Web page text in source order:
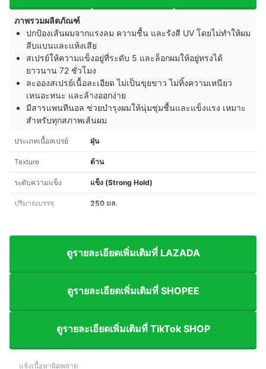
ภาพรวมผลิตภัณฑ์
ปกป้องเส้นผมจากแรงลม ความชื้น และรังสี UV โดยไม่ทำให้ผม
ลีบแบนและแห้งเสีย
สเปรย์ให้ความแข็งอยู่ที่ระดับ 5 และล็อกผมให้อยู่ทรงได้
ยาวนาน 72 ชั่วโมง
ละอองสเปรย์เนื้อละเอียด ไม่เป็นขุยขาว ไม่ทิ้งความเหนียว
เหนอะหนะ และล้างออกง่าย
มีสารแพนทีนอล ช่วยบำรุงผมให้นุ่มชุ่มชื้นและแข็งแรง เหมาะ
สำหรับทุกสภาพเส้นผม
ประเภทเนื้อสเปรย์ ฝุ่น
Texture ด้าน
ระดับความแข็ง แข็ง (Strong Hold)
ปริมาณบรรจุ 250 มล.
ดูรายละเอียดเพิ่มเติมที่ LAZADA
ดูรายละเอียดเพิ่มเติมที่ SHOPEE
ดูรายละเอียดเพิ่มเติมที่ TikTok SHOP
แจ้งเนื้อหาผิดพลาด